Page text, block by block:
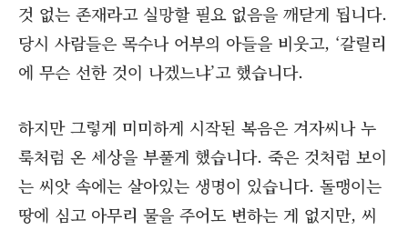
것 없는 존재라고 실망할 필요 없음을 깨닫게 됩니다.
당시 사람들은 목수나 어부의 아들을 비웃고, ‘갈릴리
에 무슨 선한 것이 나겠느냐’고 했습니다.
하지만 그렇게 미미하게 시작된 복음은 겨자씨나 누
룩처럼 온 세상을 부풀게 했습니다. 죽은 것처럼 보이
는 씨앗 속에는 살아있는 생명이 있습니다. 돌맹이는
땅에 심고 아무리 물을 주어도 변하는 게 없지만, 씨